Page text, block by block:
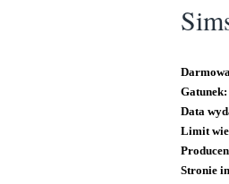
Gatunek:
Data
Limit
Stronie